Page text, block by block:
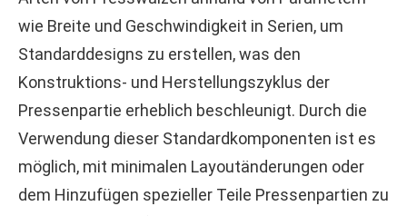
wie Breite und Geschwindigkeit in Serien, um
Standarddesigns zu erstellen, was den
Konstruktions- und Herstellungszyklus der
Pressenpartie erheblich beschleunigt. Durch die
Verwendung dieser Standardkomponenten ist es
möglich, mit minimalen Layoutänderungen oder
dem Hinzufügen spezieller Teile Pressenpartien zu